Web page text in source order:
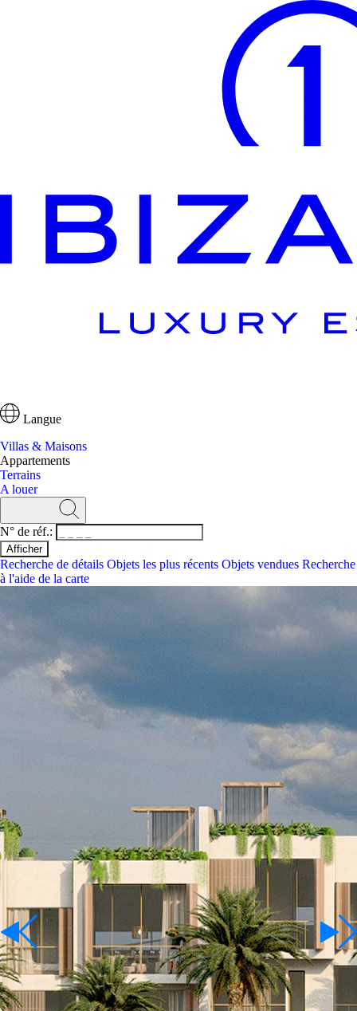
Langue
Villas & Maisons
Appartements
Terrains
A louer
N° de réf.:
Recherche de détails Objets les plus récents Objets vendues Recherche
à l'aide de la carte
N° de réf.:
Recherche de détails Objets les plus récents
Villas & Maisons
Appartements